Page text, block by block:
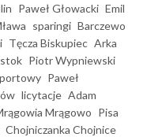
Paweł Głowacki Emil
sparingi Barczewo
Tęcza Biskupiec Arka
Piotr Wypniewski
Paweł
licytacje Adam
Mrągowo Pisa
Chojniczanka Chojnice